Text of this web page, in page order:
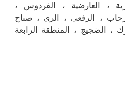
، العارضية ، الفردوس ،
، الرقعي ، الري ، صباح
، الضجيج ، المنطقة الرابعة